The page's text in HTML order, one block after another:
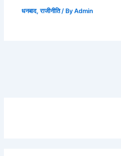
धनबाद,राजीनीति/ ByAdmin